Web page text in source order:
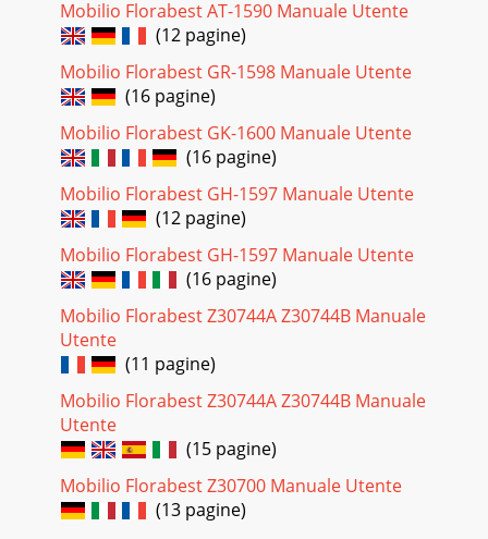
Mobilio Florabest AT-1590 Manuale Utente
(12 pagine)
Mobilio Florabest GR-1598 Manuale Utente
(16 pagine)
Mobilio Florabest GK-1600 Manuale Utente
(16 pagine)
Mobilio Florabest GH-1597 Manuale Utente
(12 pagine)
Mobilio Florabest GH-1597 Manuale Utente
(16 pagine)
Mobilio Florabest Z30744A Z30744B Manuale
Utente
(11 pagine)
Mobilio Florabest Z30744A Z30744B Manuale
Utente
(15 pagine)
Mobilio Florabest Z30700 Manuale Utente
(13 pagine)